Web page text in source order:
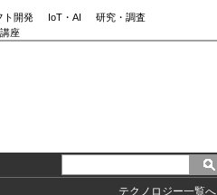
ト開発 IoT・AI
研究・調査
座
テクノロジー一覧へ